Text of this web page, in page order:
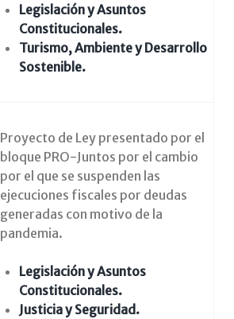
Legislación y Asuntos
Constitucionales.
Turismo, Ambiente y Desarrollo
Sostenible.
Proyecto de Ley presentado por el
bloque PRO-Juntos por el cambio
por el que se suspenden las
ejecuciones fiscales por deudas
generadas con motivo de la
pandemia.
Legislación y Asuntos
Constitucionales.
Justicia y Seguridad.